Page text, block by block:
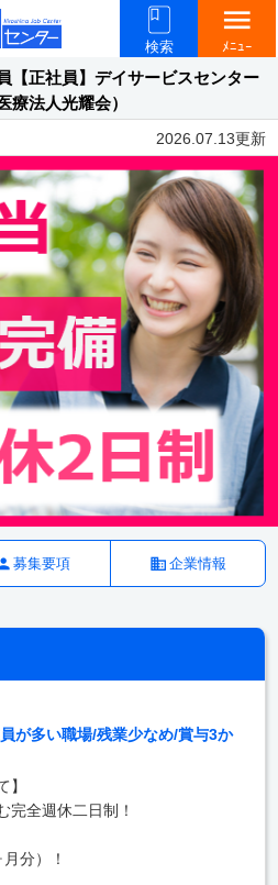
検索
menu
ﾒﾆｭｰ
【正社員】デイサービスセンター
療法人光耀会）
2026.07.13更新
募集要項 企業情報
が多い職場/残業少なめ/賞与3か
】
完全週休二日制！
分）！